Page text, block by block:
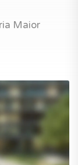
Maior